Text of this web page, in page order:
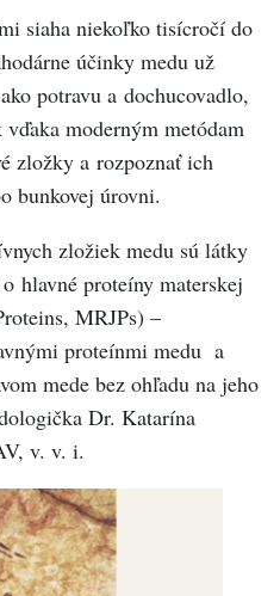
siaha niekoľko tisícročí do
účinky medu už
potravu a dochucovadlo,
moderným metódam
zložky a rozpoznať ich
bunkovej úrovni.
zložiek medu sú látky
hlavné proteíny materskej
MRJPs) –
proteínmi medu a
mede bez ohľadu na jeho
Dr. Katarína
v. v. i.